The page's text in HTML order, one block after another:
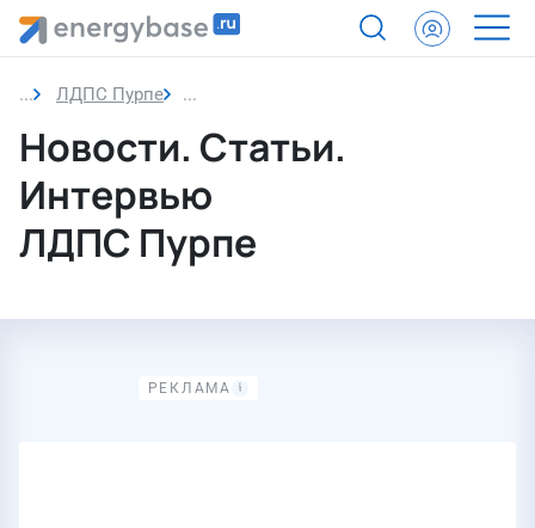
ЛДПС Пурпе Новости
Новости. Статьи.
Интервью
ЛДПС Пурпе